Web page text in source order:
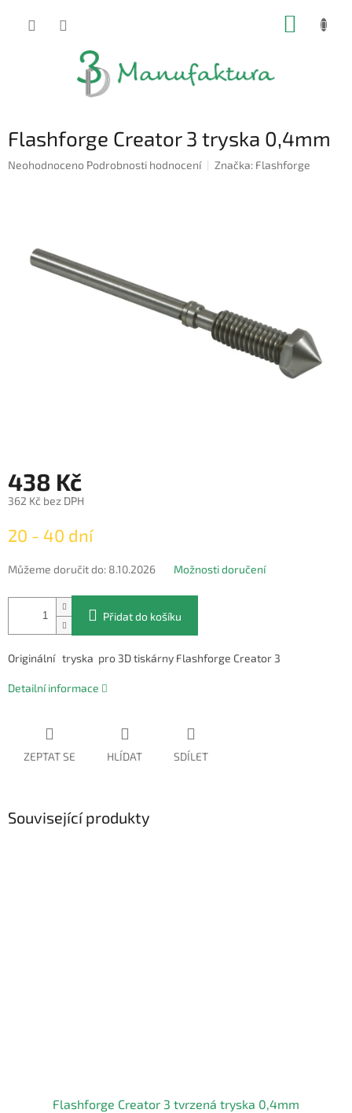
Flashforge Creator 3 tryska 0,4mm
Průměrné
hvězdiček.
Neohodnoceno Podrobnosti hodnocení Značka: Flashforge
438 Kč
362 Kč bez DPH
cena:
20 - 40 dní
Můžeme doručit do: 8.10.2026 Možnosti doručení
Přidat do košíku
Originální tryska pro 3D tiskárny Flashforge Creator 3
Detailní informace
ZEPTAT SE HLÍDAT SDÍLET
Související produkty
Flashforge Creator 3 tvrzená tryska 0,4mm